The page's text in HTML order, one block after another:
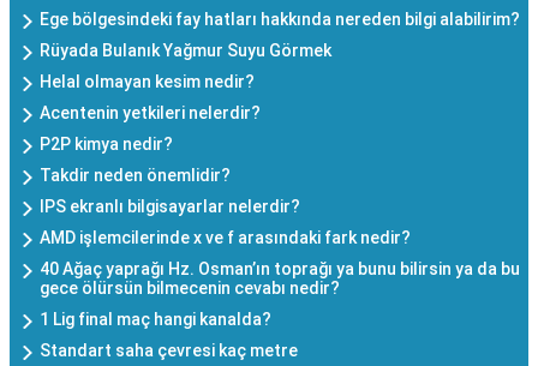
Ege bölgesindeki fay hatları hakkında nereden bilgi alabilirim?
Rüyada Bulanık Yağmur Suyu Görmek
Helal olmayan kesim nedir?
Acentenin yetkileri nelerdir?
P2P kimya nedir?
Takdir neden önemlidir?
IPS ekranlı bilgisayarlar nelerdir?
AMD işlemcilerinde x ve f arasındaki fark nedir?
40 Ağaç yaprağı Hz. Osman’ın toprağı ya bunu bilirsin ya da bu
gece ölürsün bilmecenin cevabı nedir?
1 Lig final maç hangi kanalda?
Standart saha çevresi kaç metre